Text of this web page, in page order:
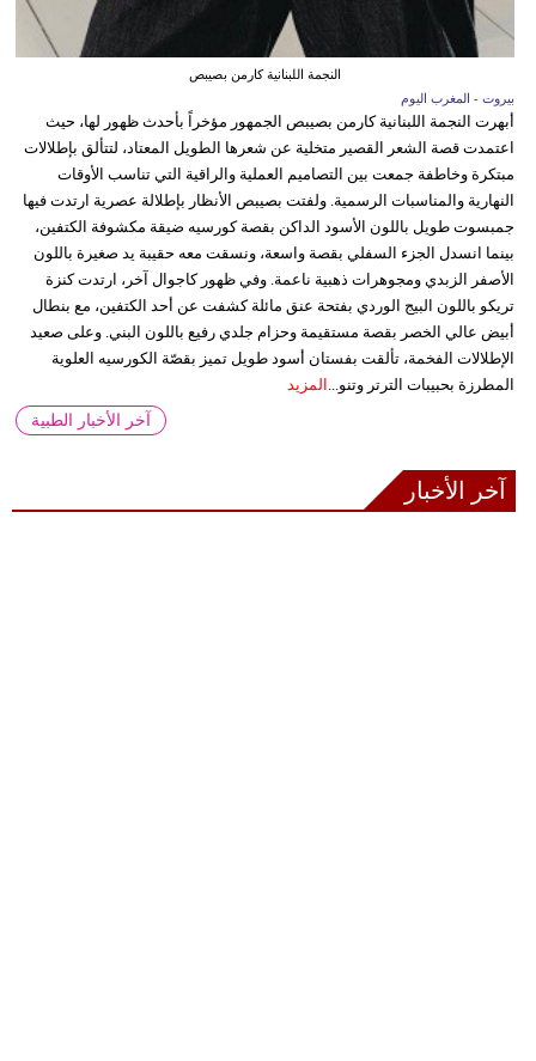
النجمة اللبنانية كارمن بصيبص
بيروت - المغرب اليوم
أبهرت النجمة اللبنانية كارمن بصيبص الجمهور مؤخراً بأحدث ظهور لها، حيث
اعتمدت قصة الشعر القصير متخلية عن شعرها الطويل المعتاد، لتتألق بإطلالات
مبتكرة وخاطفة جمعت بين التصاميم العملية والراقية التي تناسب الأوقات
النهارية والمناسبات الرسمية. ولفتت بصيبص الأنظار بإطلالة عصرية ارتدت فيها
جمبسوت طويل باللون الأسود الداكن بقصة كورسيه ضيقة مكشوفة الكتفين،
بينما انسدل الجزء السفلي بقصة واسعة، ونسقت معه حقيبة يد صغيرة باللون
الأصفر الزبدي ومجوهرات ذهبية ناعمة. وفي ظهور كاجوال آخر، ارتدت كنزة
تريكو باللون البيج الوردي بفتحة عنق مائلة كشفت عن أحد الكتفين، مع بنطال
أبيض عالي الخصر بقصة مستقيمة وحزام جلدي رفيع باللون البني. وعلى صعيد
الإطلالات الفخمة، تألقت بفستان أسود طويل تميز بقصّة الكورسيه العلوية
المطرزة بحبيبات الترتر وتنو... المزيد
آخر الأخبار الطبية
آخر الأخبار